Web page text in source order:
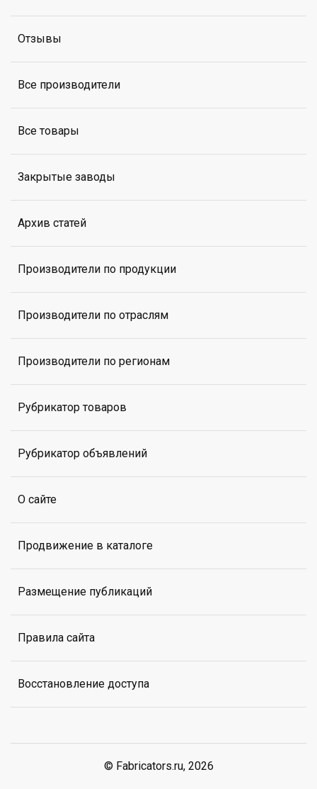
Отзывы
Все производители
Все товары
Закрытые заводы
Архив статей
Производители по продукции
Производители по отраслям
Производители по регионам
Рубрикатор товаров
Рубрикатор объявлений
О сайте
Продвижение в каталоге
Размещение публикаций
Правила сайта
Восстановление доступа
© Fabricators.ru, 2026